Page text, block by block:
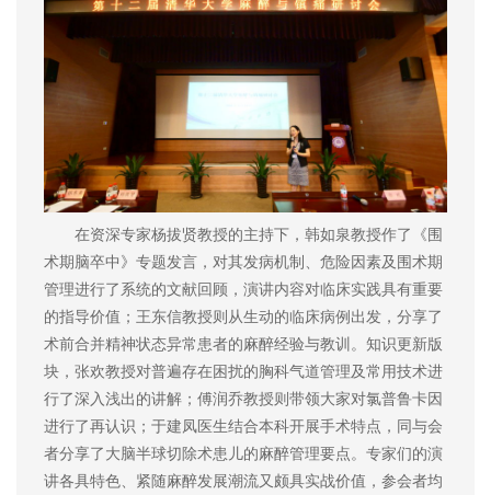
在资深专家杨拔贤教授的主持下，韩如泉教授作了《围
术期脑卒中》专题发言，对其发病机制、危险因素及围术期
管理进行了系统的文献回顾，演讲内容对临床实践具有重要
的指导价值；王东信教授则从生动的临床病例出发，分享了
术前合并精神状态异常患者的麻醉经验与教训。知识更新版
块，张欢教授对普遍存在困扰的胸科气道管理及常用技术进
行了深入浅出的讲解；傅润乔教授则带领大家对氯普鲁卡因
进行了再认识；于建凤医生结合本科开展手术特点，同与会
者分享了大脑半球切除术患儿的麻醉管理要点。专家们的演
讲各具特色、紧随麻醉发展潮流又颇具实战价值，参会者均